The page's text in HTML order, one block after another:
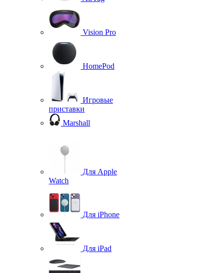
Vision Pro
HomePod
Игровые
приставки
Marshall
Для Apple
Watch
Для iPhone
Для iPad